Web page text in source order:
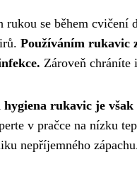
rukou se během
Používáním rukavic
Zároveň chráníte
hygiena rukavic je však
v pračce na nízku
nepříjemného